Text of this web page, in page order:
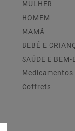
MULHER
HOMEM
MAMÃ
BEBÉ E
SAÚDE E BEM-
Medicamentos
Coffrets